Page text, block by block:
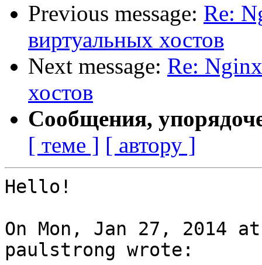
Previous message: Re:
виртуальных хостов
Next message: Re:
хостов
Сообщения,
[ теме ] [ автору ]
Hello!
On Mon, Jan 27, 2014
paulstrong wrote: